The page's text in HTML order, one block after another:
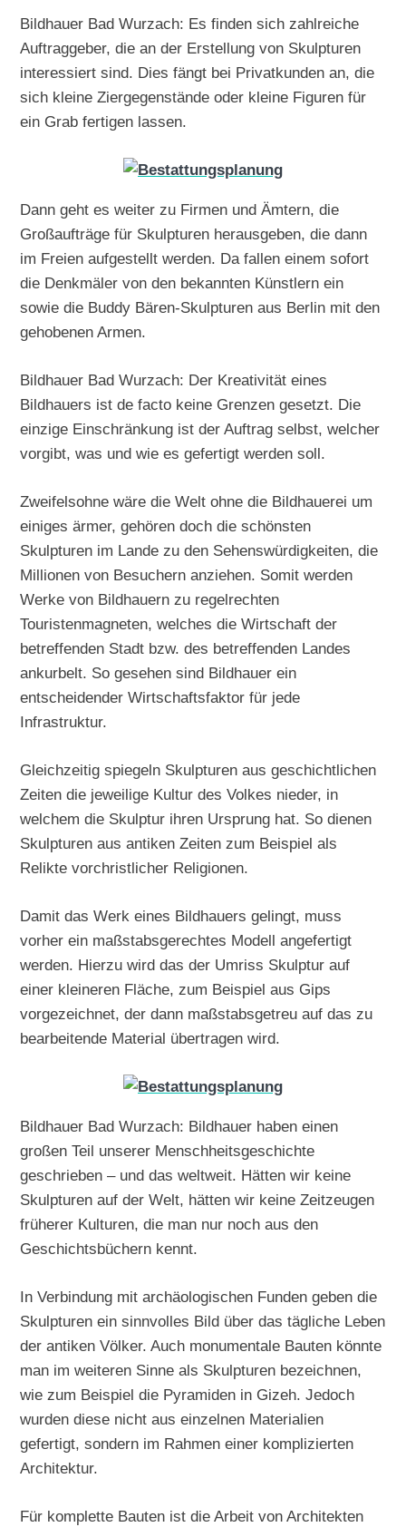
Bildhauer Bad Wurzach: Es finden sich zahlreiche
Auftraggeber, die an der Erstellung von Skulpturen
interessiert sind. Dies fängt bei Privatkunden an, die
sich kleine Ziergegenstände oder kleine Figuren für
ein Grab fertigen lassen.
Dann geht es weiter zu Firmen und Ämtern, die
Großaufträge für Skulpturen herausgeben, die dann
im Freien aufgestellt werden. Da fallen einem sofort
die Denkmäler von den bekannten Künstlern ein
sowie die Buddy Bären-Skulpturen aus Berlin mit den
gehobenen Armen.
Bildhauer Bad Wurzach: Der Kreativität eines
Bildhauers ist de facto keine Grenzen gesetzt. Die
einzige Einschränkung ist der Auftrag selbst, welcher
vorgibt, was und wie es gefertigt werden soll.
Zweifelsohne wäre die Welt ohne die Bildhauerei um
einiges ärmer, gehören doch die schönsten
Skulpturen im Lande zu den Sehenswürdigkeiten, die
Millionen von Besuchern anziehen. Somit werden
Werke von Bildhauern zu regelrechten
Touristenmagneten, welches die Wirtschaft der
betreffenden Stadt bzw. des betreffenden Landes
ankurbelt. So gesehen sind Bildhauer ein
entscheidender Wirtschaftsfaktor für jede
Infrastruktur.
Gleichzeitig spiegeln Skulpturen aus geschichtlichen
Zeiten die jeweilige Kultur des Volkes nieder, in
welchem die Skulptur ihren Ursprung hat. So dienen
Skulpturen aus antiken Zeiten zum Beispiel als
Relikte vorchristlicher Religionen.
Damit das Werk eines Bildhauers gelingt, muss
vorher ein maßstabsgerechtes Modell angefertigt
werden. Hierzu wird das der Umriss Skulptur auf
einer kleineren Fläche, zum Beispiel aus Gips
vorgezeichnet, der dann maßstabsgetreu auf das zu
bearbeitende Material übertragen wird.
Bildhauer Bad Wurzach: Bildhauer haben einen
großen Teil unserer Menschheitsgeschichte
geschrieben – und das weltweit. Hätten wir keine
Skulpturen auf der Welt, hätten wir keine Zeitzeugen
früherer Kulturen, die man nur noch aus den
Geschichtsbüchern kennt.
In Verbindung mit archäologischen Funden geben die
Skulpturen ein sinnvolles Bild über das tägliche Leben
der antiken Völker. Auch monumentale Bauten könnte
man im weiteren Sinne als Skulpturen bezeichnen,
wie zum Beispiel die Pyramiden in Gizeh. Jedoch
wurden diese nicht aus einzelnen Materialien
gefertigt, sondern im Rahmen einer komplizierten
Architektur.
Für komplette Bauten ist die Arbeit von Architekten